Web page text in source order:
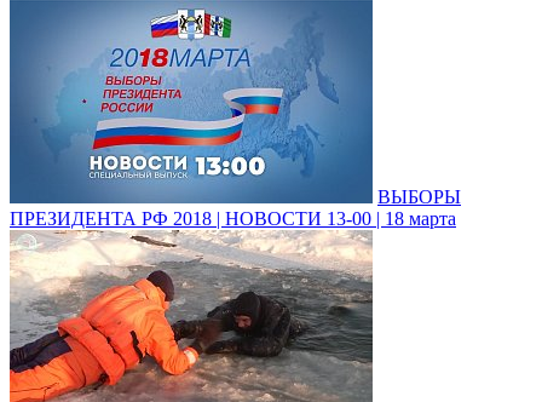
ВЫБОРЫ
ПРЕЗИДЕНТА РФ 2018 | НОВОСТИ 13-00 | 18 марта